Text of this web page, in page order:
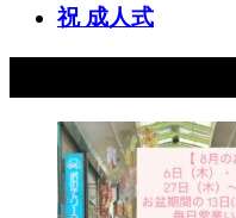
祝 成人式